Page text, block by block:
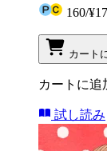
160/
カート
カートに追
試し読み